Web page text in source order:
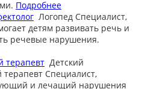
Подробнее
Логопед Специалист,
детям развивать речь и
речевые нарушения.
терапевт Детский
Специалист,
и лечащий нарушения